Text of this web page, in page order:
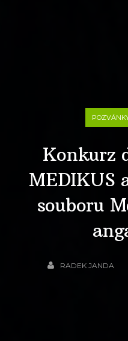
Konkurz
MEDIKUS
souboru
RADEK JANDA